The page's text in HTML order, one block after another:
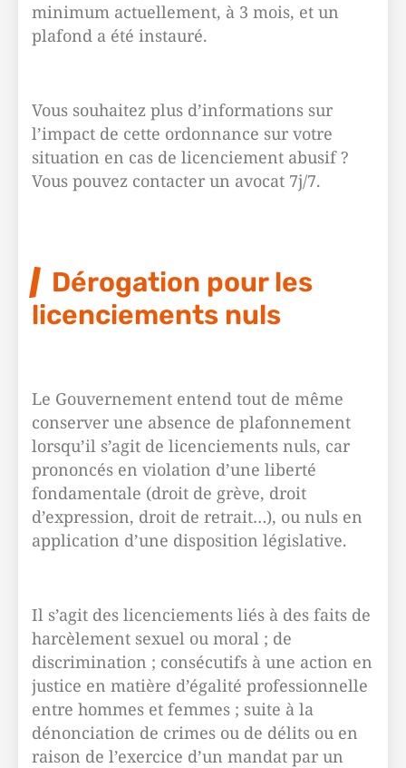
minimum actuellement, à 3 mois, et un
plafond a été instauré.
Vous souhaitez plus d’informations sur
l’impact de cette ordonnance sur votre
situation en cas de licenciement abusif ?
Vous pouvez contacter un avocat 7j/7.
Dérogation pour les
licenciements nuls
Le Gouvernement entend tout de même
conserver une absence de plafonnement
lorsqu’il s’agit de licenciements nuls, car
prononcés en violation d’une liberté
fondamentale (droit de grève, droit
d’expression, droit de retrait…), ou nuls en
application d’une disposition législative.
Il s’agit des licenciements liés à des faits de
harcèlement sexuel ou moral ; de
discrimination ; consécutifs à une action en
justice en matière d’égalité professionnelle
entre hommes et femmes ; suite à la
dénonciation de crimes ou de délits ou en
raison de l’exercice d’un mandat par un